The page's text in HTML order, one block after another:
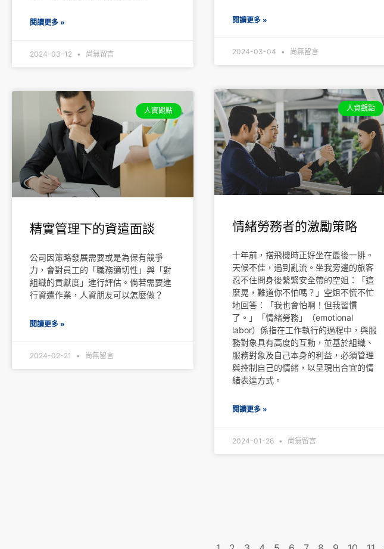
閱讀更多 »
2024-03-12 尚無留言
閱讀更多 »
2024-03-04 尚無留言
人資觀點
精實管理下的資遣面談
公司因策略發展需要或是為保有競爭
力，會對員工的「職務適切性」與「對
組織的貢獻度」進行評估。倘若需要進
行資遣作業，人資朋友可以怎麼做？
閱讀更多 »
2024-02-21 尚無留言
人資觀點
情緒勞務者的激勵策略
十年前，搭飛機時正好坐在最後一排。
天候不佳，遇到亂流。坐我旁邊的旅客
忍不住問身後繫緊安全帶的空姐：「這
麼晃，難道你不怕嗎？」空姐不慌不忙
地回答：「我也會怕啊！但我習慣
了。」「情緒勞務」（emotional
labor）係指在工作執行的過程中，與服
務對象具有高度的互動，並基於組織、
服務對象及自己本身的利益，必須管理
與控制自己的情緒，以呈現出合宜的情
緒表達方式。
閱讀更多 »
2024-01-26 尚無留言